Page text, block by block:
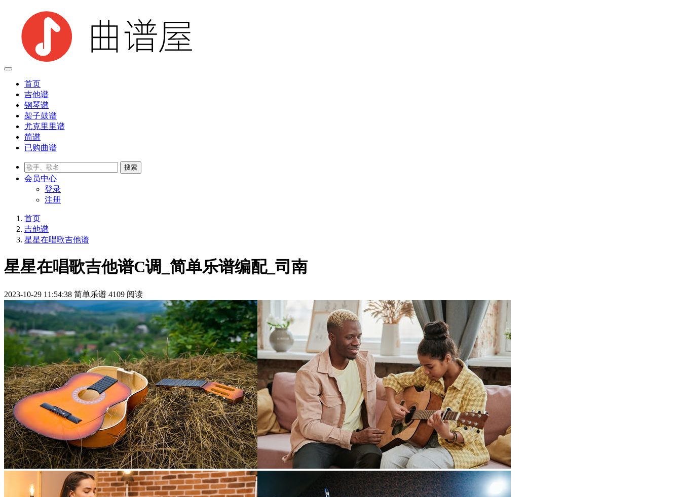
首页
吉他谱
钢琴谱
架子鼓谱
尤克里里谱
简谱
已购曲谱
会员中心
登录
注册
首页
吉他谱
星星在唱歌吉他谱
星星在唱歌吉他谱C调_简单乐谱编配_司南
2023-10-29 11:54:38 简单乐谱 4109 阅读